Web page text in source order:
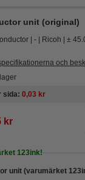
unit (original)
- Ricoh ±
och
sida 0,03 kr
kr
123ink!
unit (varumärket